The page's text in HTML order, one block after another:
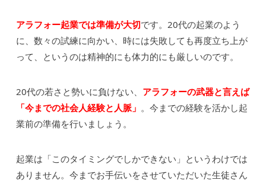
アラフォー起業では準備が大切です。20代の起業のよう
に、数々の試練に向かい、時には失敗しても再度立ち上が
って、というのは精神的にも体力的にも厳しいのです。
20代の若さと勢いに負けない、 アラフォーの武器と言えば
「今までの社会人経験と人脈」 。今までの経験を活かし起
業前の準備を行いましょう。
起業は「このタイミングでしかできない」というわけでは
ありません。今までお手伝いをさせていただいた生徒さん